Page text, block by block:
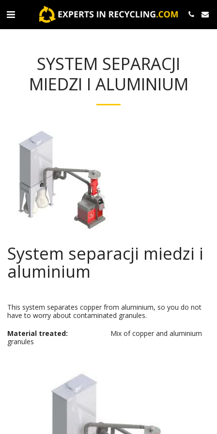
SYSTEM SEPARACJI
MIEDZI I ALUMINIUM
System separacji miedzi i
aluminium
This system separates copper from aluminium, so you do not
have to worry about contaminated granules.
Material treated: Mix of copper and aluminium
granules